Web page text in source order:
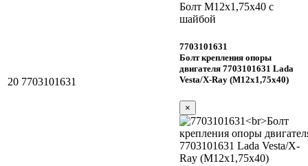
20 7703101631
Болт М12х1,75х40 с
шайбой
7703101631
Болт крепления опоры
двигателя 7703101631 Lada
Vesta/X-Ray (М12х1,75х40)
×